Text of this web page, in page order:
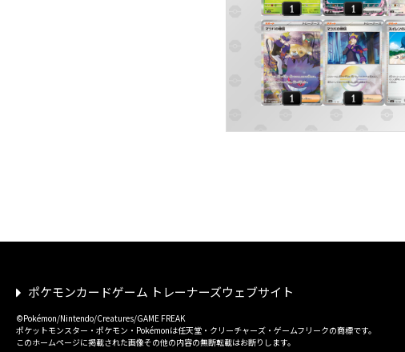
ポケモンカードゲーム トレーナーズウェブサイト
©Pokémon/Nintendo/Creatures/GAME FREAK
ポケットモンスター・ポケモン・Pokémonは任天堂・クリーチャーズ・ゲームフリークの商標です。
このホームページに掲載された画像その他の内容の無断転載はお断りします。